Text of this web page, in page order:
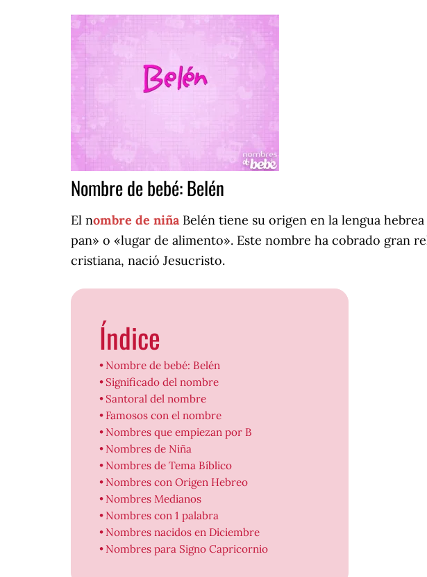
Nombre de bebé: Belén
El nombre de niñaBelén tiene su origen en la lengua
pan» o «lugar de alimento». Este nombre ha cobrado gran
cristiana, nació Jesucristo.
Índice
Nombre de bebé: Belén
Significado del nombre
Santoral del nombre
Famosos con el nombre
Nombres que empiezan por B
Nombres de Niña
Nombres de Tema Bíblico
Nombres con Origen Hebreo
Nombres Medianos
Nombres con 1 palabra
Nombres nacidos en Diciembre
Nombres para Signo Capricornio